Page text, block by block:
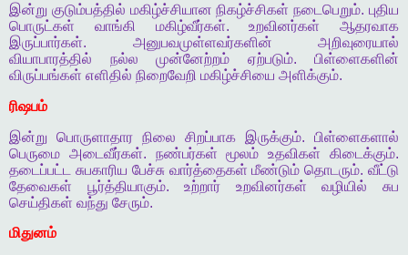
இன்று குடும்பத்தில் மகிழ்ச்சியான நிகழ்ச்சிகள் நடைபெறும்.புதிய
பொருட்கள்
வாங்கி மகிழ்வீர்கள்.உறவினர்கள்
ஆதரவாக
இருப்பார்கள். அனுபவமுள்ளவர்களின்
அறிவுரையால்
வியாபாரத்தில்
நல்ல முன்னேற்றம் ஏற்படும். பிள்ளைகளின்
விருப்பங்கள் எளிதில் நிறைவேறி மகிழ்ச்சியை அளிக்கும்.
ரிஷபம்
இன்று
பொருளாதார நிலை சிறப்பாக இருக்கும். பிள்ளைகளால்
பெருமை அடைவீர்கள். நண்பர்கள் மூலம் உதவிகள் கிடைக்கும்.
தடைப்பட்ட
சுபகாரிய பேச்சு வார்த்தைகள் மீண்டும் தொடரும்.வீட்டு
தேவைகள்
பூர்த்தியாகும்.உற்றார் உறவினர்கள் வழியில்
சுப
செய்திகள் வந்து சேரும்.
மிதுனம்